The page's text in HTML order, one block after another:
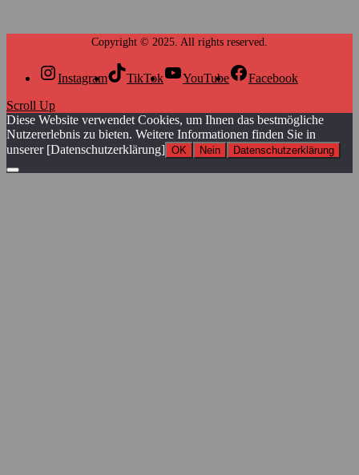
Instagram TikTok YouTube
Facebook
Scroll Up
Diese Website verwendet Cookies, um Ihnen das bestmögliche
Nutzererlebnis zu bieten. Weitere Informationen finden Sie in
unserer [Datenschutzerklärung] OK Nein Datenschutzerklärung